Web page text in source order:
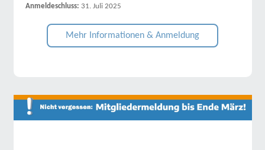
Anmeldeschluss: 31. Juli 2025
Mehr Informationen & Anmeldung